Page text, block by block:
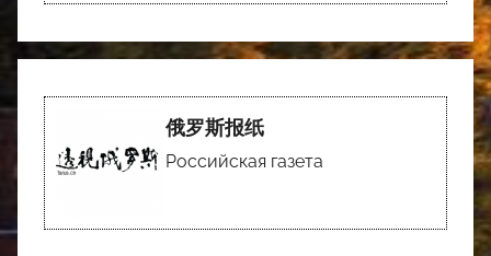
俄罗斯报纸
Российская газета